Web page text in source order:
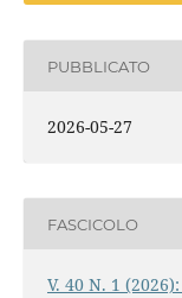
PUBBLICATO
2026-05-27
FASCICOLO
V. 40 N. 1